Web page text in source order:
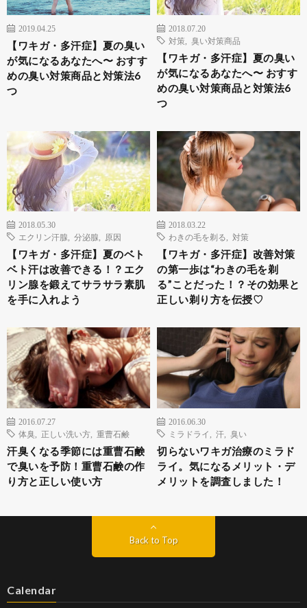
2019.04.25
【ワキガ・多汗症】夏の臭い
が気になるあなたへ〜 おすす
めの臭い対策商品と対策法6
つ
2018.07.20
対策
臭い対策商品
【ワキガ・多汗症】夏の臭い
が気になるあなたへ〜 おすす
めの臭い対策商品と対策法6
つ
2018.05.30
エクリン汗腺
分泌腺 原因
【ワキガ・多汗症】夏のベト
ベト汗は改善できる！？エク
リン腺を鍛えてサラサラ素肌
を手に入れよう
2018.03.22
わきの毛を剃る
対策
【ワキガ・多汗症】改善対策
の第一歩は“わきの毛を剃
る”ことだった！？その効果と
正しい剃り方を伝授♡
2016.07.27
体臭
正しい洗い方 重曹石鹸
汗臭くなる季節には重曹石鹸
で臭いを予防！重曹石鹸の作
り方と正しい使い方
2016.06.30
ミラドライ
汗 臭い
切らないワキガ治療のミラド
ライ。気になるメリット・デ
メリットを調査しました！
Back to Top
Calendar